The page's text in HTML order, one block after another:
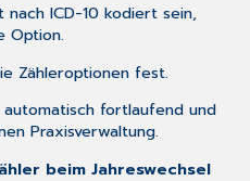
nach ICD-10 kodiert sein,
Option.
Zähleroptionen fest.
fortlaufend und
Praxisverwaltung.
beim Jahreswechsel